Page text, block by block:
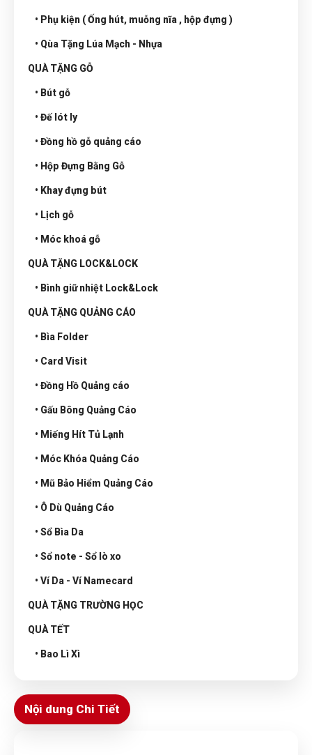
• Phụ kiện ( Ống hút, muỗng nĩa , hộp đựng )
• Qùa Tặng Lúa Mạch - Nhựa
QUÀ TẶNG GỖ
• Bút gỗ
• Đế lót ly
• Đồng hồ gỗ quảng cáo
• Hộp Đựng Bằng Gỗ
• Khay đựng bút
• Lịch gỗ
• Móc khoá gỗ
QUÀ TẶNG LOCK&LOCK
• Bình giữ nhiệt Lock&Lock
QUÀ TẶNG QUẢNG CÁO
• Bìa Folder
• Card Visit
• Đồng Hồ Quảng cáo
• Gấu Bông Quảng Cáo
• Miếng Hít Tủ Lạnh
• Móc Khóa Quảng Cáo
• Mũ Bảo Hiểm Quảng Cáo
• Ô Dù Quảng Cáo
• Sổ Bìa Da
• Sổ note - Sổ lò xo
• Ví Da - Ví Namecard
QUÀ TẶNG TRƯỜNG HỌC
QUÀ TẾT
• Bao Lì Xì
Nội dung Chi Tiết